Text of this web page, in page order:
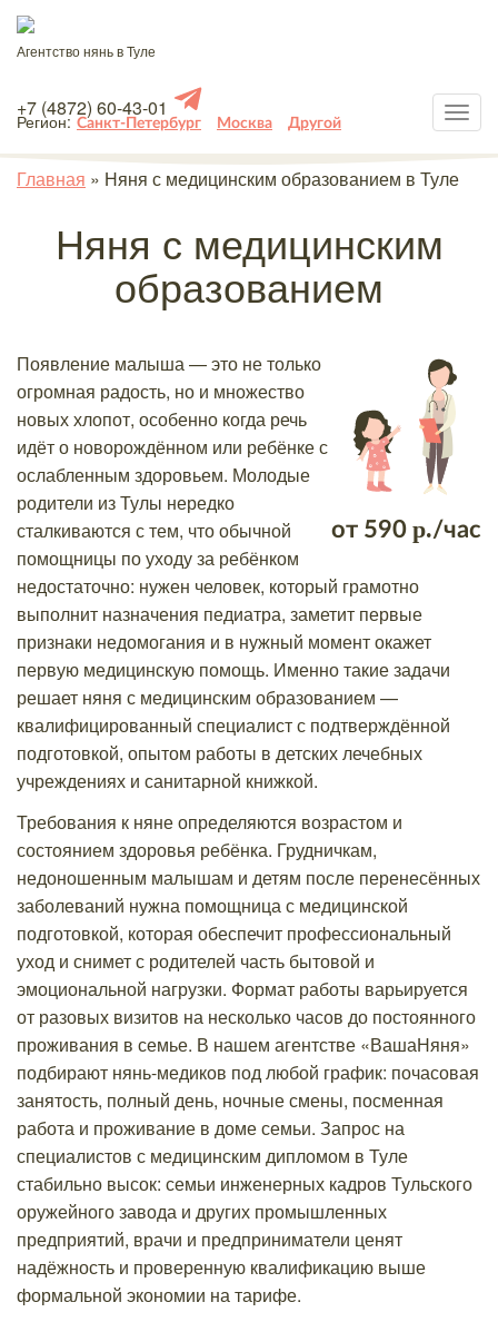
Агентство нянь в Туле
+7 (4872) 60-43-01
Регион: Санкт-Петербург Москва Другой
Главная » Няня с медицинским образованием в Туле
Няня с медицинским
образованием
от 590 р./час
Появление малыша — это не только
огромная радость, но и множество
новых хлопот, особенно когда речь
идёт о новорождённом или ребёнке с
ослабленным здоровьем. Молодые
родители из Тулы нередко
сталкиваются с тем, что обычной
помощницы по уходу за ребёнком
недостаточно: нужен человек, который грамотно
выполнит назначения педиатра, заметит первые
признаки недомогания и в нужный момент окажет
первую медицинскую помощь. Именно такие задачи
решает няня с медицинским образованием —
квалифицированный специалист с подтверждённой
подготовкой, опытом работы в детских лечебных
учреждениях и санитарной книжкой.
Требования к няне определяются возрастом и
состоянием здоровья ребёнка. Грудничкам,
недоношенным малышам и детям после перенесённых
заболеваний нужна помощница с медицинской
подготовкой, которая обеспечит профессиональный
уход и снимет с родителей часть бытовой и
эмоциональной нагрузки. Формат работы варьируется
от разовых визитов на несколько часов до постоянного
проживания в семье. В нашем агентстве «ВашаНяня»
подбирают нянь-медиков под любой график: почасовая
занятость, полный день, ночные смены, посменная
работа и проживание в доме семьи. Запрос на
специалистов с медицинским дипломом в Туле
стабильно высок: семьи инженерных кадров Тульского
оружейного завода и других промышленных
предприятий, врачи и предприниматели ценят
надёжность и проверенную квалификацию выше
формальной экономии на тарифе.